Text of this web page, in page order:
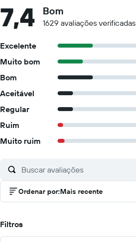
7,4 Bom
1629 avaliações verificadas
Excelente
Muito bom
Bom
Aceitável
Regular
Ruim
Muito ruim
Ordenar por:Mais recente
Filtros